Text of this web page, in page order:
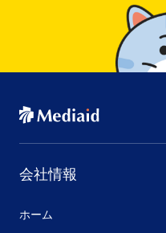
会社情報
ホーム